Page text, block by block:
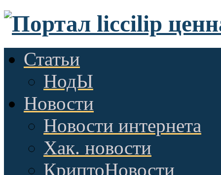
Статьи
НодЫ
Новости
Новости интернета
Хак. новости
КриптоНовости